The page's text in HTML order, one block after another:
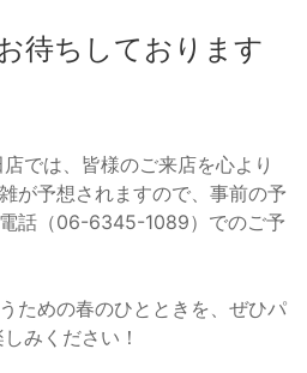
待ちしております
では、皆様のご来店を心より
が予想されますので、事前の予
話（06-6345-1089）でのご予
ための春のひとときを、ぜひパ
みください！